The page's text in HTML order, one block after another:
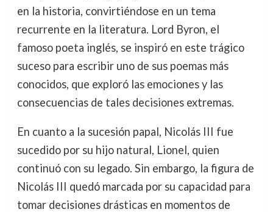
en la historia, convirtiéndose en un tema
recurrente en la literatura. Lord Byron, el
famoso poeta inglés, se inspiró en este trágico
suceso para escribir uno de sus poemas más
conocidos, que exploró las emociones y las
consecuencias de tales decisiones extremas.
En cuanto a la sucesión papal, Nicolás III fue
sucedido por su hijo natural, Lionel, quien
continuó con su legado. Sin embargo, la figura de
Nicolás III quedó marcada por su capacidad para
tomar decisiones drásticas en momentos de